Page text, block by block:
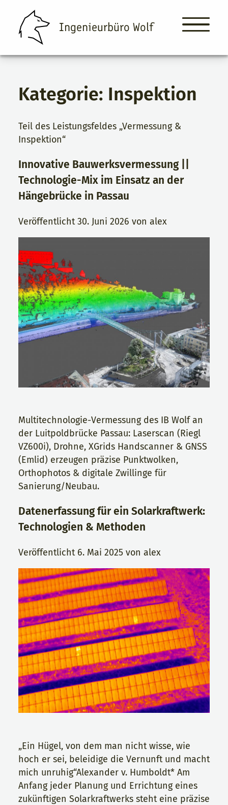
Ingenieurbüro Wolf
Ingenieurbüro Wolf
Über Uns
Projekte & News
Kontakt
Kategorie: Inspektion
Teil des Leistungsfeldes „Vermessung &
Inspektion“
Innovative Bauwerksvermessung ||
Technologie-Mix im Einsatz an der
Hängebrücke in Passau
Veröffentlicht30. Juni 2026 von alex
Multitechnologie-Vermessung des IB Wolf an
der Luitpoldbrücke Passau: Laserscan (Riegl
VZ600i), Drohne, XGrids Handscanner & GNSS
(Emlid) erzeugen präzise Punktwolken,
Orthophotos & digitale Zwillinge für
Sanierung/Neubau.
Datenerfassung für ein Solarkraftwerk:
Technologien & Methoden
Veröffentlicht 6. Mai 2025 von alex
„Ein Hügel, von dem man nicht wisse, wie
hoch er sei, beleidige die Vernunft und macht
mich unruhig“Alexander v. Humboldt* Am
Anfang jeder Planung und Errichtung eines
zukünftigen Solarkraftwerks steht eine präzise